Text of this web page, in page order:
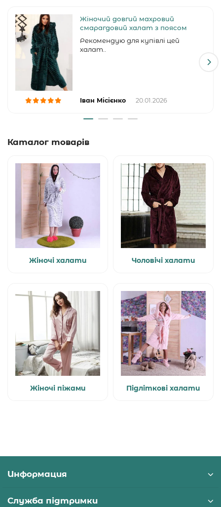
Жіночий довгий махровий
смарагдовий халат з поясом
Рекомендую для купівлі цей
халат..
Іван Місієнко 20.01.2026
Каталог товарів
Жіночі халати Чоловічі халати
Жіночі піжами Підліткові халати
Информация
Служба підтримки